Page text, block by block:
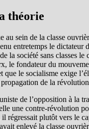
théorie
au sein de la classe
entretemps le
la société sans classes
le fondateur du
que le socialisme exige
de la
de l’opposition à la
une contre-révolution
régressait plutôt vers le
enlevé la classe